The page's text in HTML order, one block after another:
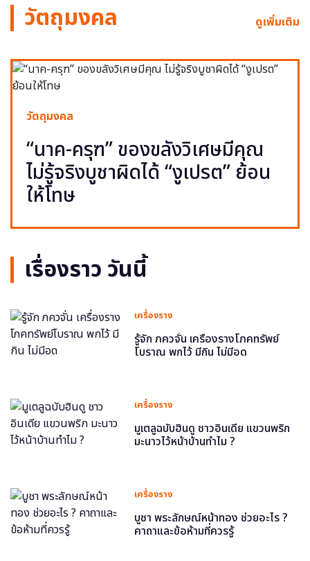
วัตถุมงคล ดูเพิ่มเติม
วัตถุมงคล
“นาค-ครุฑ” ของขลังวิเศษมีคุณ
ไม่รู้จริงบูชาผิดได้ “งูเปรต” ย้อน
ให้โทษ
เรื่องราว วันนี้
เครื่องราง
รู้จัก ภควจั่น เครื่องรางโภคทรัพย์
โบราณ พกไว้ มีกิน ไม่มีอด
เครื่องราง
มูเตลูฉบับฮินดู ชาวอินเดีย แขวนพริก
มะนาวไว้หน้าบ้านทำไม ?
เครื่องราง
บูชา พระลักษณ์หน้าทอง ช่วยอะไร ?
คาถาและข้อห้ามที่ควรรู้